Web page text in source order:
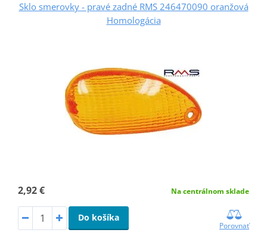
Sklo smerovky - pravé zadné RMS 246470090 oranžová
Homologácia
2,92 € Na centrálnom sklade
Do košíka
Porovnať